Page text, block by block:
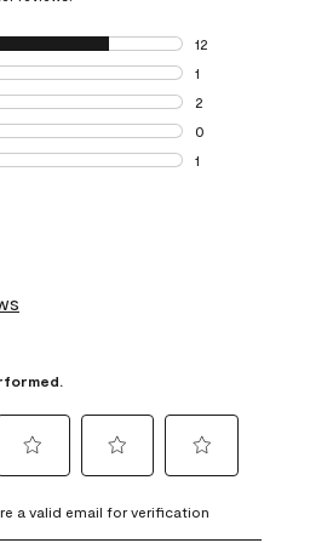
12
12 reviews with
1
1 review with 4
2
2 reviews with 3
0
0 reviews with 2
1
to
rate
to
rate
a valid email for verification